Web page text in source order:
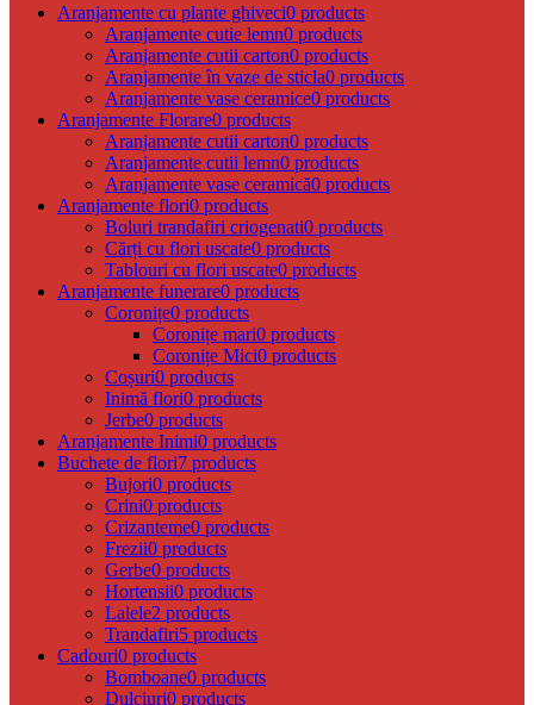
Aranjamente cu plante ghiveci0 products
Aranjamente cutie lemn0 products
Aranjamente cutii carton0 products
Aranjamente în vaze de sticla0 products
Aranjamente vase ceramice0 products
Aranjamente Florare0 products
Aranjamente cutii carton0 products
Aranjamente cutii lemn0 products
Aranjamente vase ceramică0 products
Aranjamente flori0 products
Boluri trandafiri criogenati0 products
Cărți cu flori uscate0 products
Tablouri cu flori uscate0 products
Aranjamente funerare0 products
Coronițe0 products
Coronițe mari0 products
Coronițe Mici0 products
Coșuri0 products
Inimă flori0 products
Jerbe0 products
Aranjamente Inimi0 products
Buchete de flori7 products
Bujori0 products
Crini0 products
Crizanteme0 products
Frezii0 products
Gerbe0 products
Hortensii0 products
Lalele2 products
Trandafiri5 products
Cadouri0 products
Bomboane0 products
Dulciuri0 products